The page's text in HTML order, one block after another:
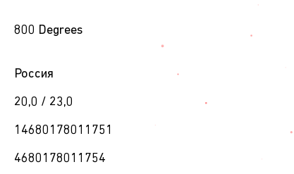
800 Degrees
Россия
20,0 / 23,0
14680178011751
4680178011754